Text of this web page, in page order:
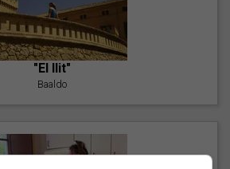
"El llit"
Baaldo